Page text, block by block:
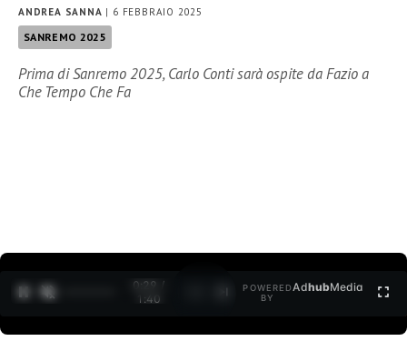
ANDREA SANNA | 6 FEBBRAIO 2025
SANREMO 2025
Prima di Sanremo 2025, Carlo Conti sarà ospite da Fazio a
Che Tempo Che Fa
0:30 /
1:40
POWERED
BY
AdhubMedia